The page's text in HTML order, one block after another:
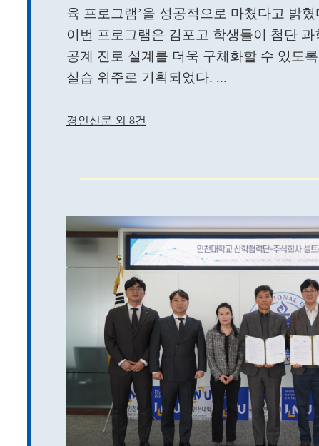
육 프로그램’을 성공적으로 마쳤다고 밝혔
이번 프로그램은 김포고 학생들이 첨단
공계 진로 설계를 더욱 구체화할 수 있도
실습 위주로 기획되었다. ...
경인신문 외 8건